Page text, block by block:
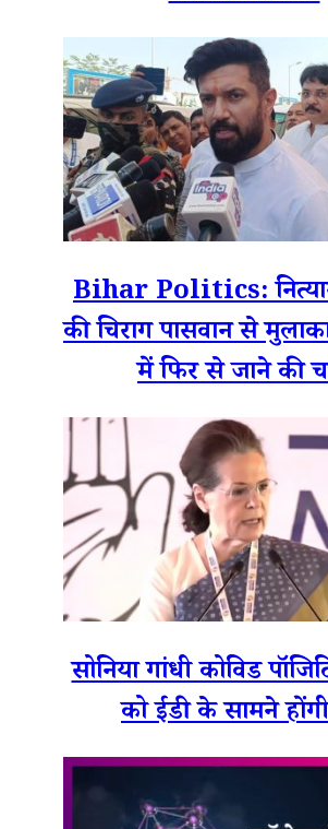
Bihar Politics:
की चिराग पासवान से
में फिर से जाने की
सोनिया गांधी कोविड
को ईडी के सामने